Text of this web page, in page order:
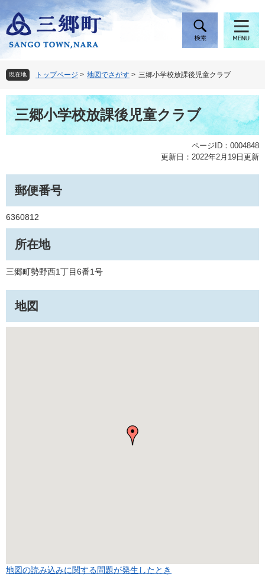
ー
ジ
頭
で
す
ニ
ュ
飛
ば
し
現在地 トップページ > 地図でさがす > 三郷小学校放課後児童クラブ
本
文三郷小学校放課後児童クラブ
ページID：0004848
更新日：2022年2月19日更新
郵便番号
6360812
所在地
三郷町勢野西1丁目6番1号
地図
地図の読み込みに関する問題が発生したとき